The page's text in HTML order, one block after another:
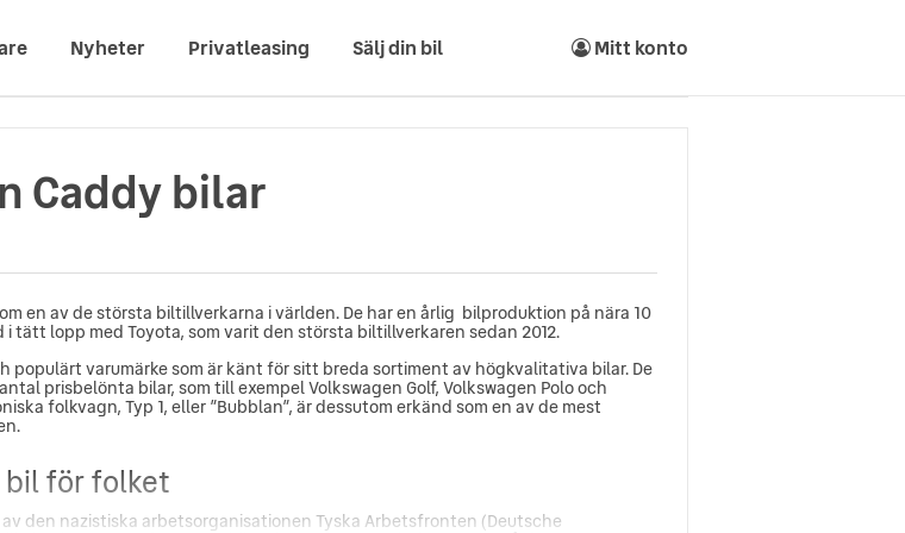
Nyheter Privatleasing Sälj din bil Mitt konto
Caddy bilar
en av de största biltillverkarna i världen. De har en årlig bilproduktion på nära 10
tätt lopp med Toyota, som varit den största biltillverkaren sedan 2012.
populärt varumärke som är känt för sitt breda sortiment av högkvalitativa bilar. De
prisbelönta bilar, som till exempel Volkswagen Golf, Volkswagen Polo och
folkvagn, Typ 1, eller ”Bubblan”, är dessutom erkänd som en av de mest
bil för folket
den nazistiska arbetsorganisationen Tyska Arbetsfronten (Deutsche